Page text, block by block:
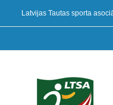
content
Latvijas Tautas sporta